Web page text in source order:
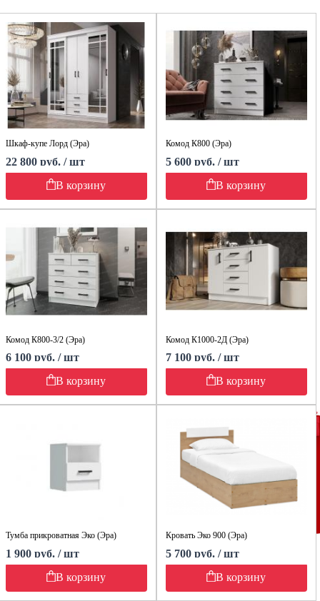
Шкаф-купе Лорд (Эра)
22 800 руб. / шт
В корзину
Комод К800 (Эра)
5 600 руб. / шт
В корзину
Комод К800-3/2 (Эра)
6 100 руб. / шт
В корзину
Комод К1000-2Д (Эра)
7 100 руб. / шт
В корзину
Тумба прикроватная Эко (Эра)
1 900 руб. / шт
В корзину
Кровать Эко 900 (Эра)
5 700 руб. / шт
В корзину